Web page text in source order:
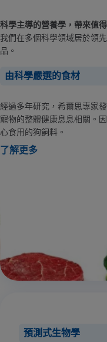
科學主導的營養學，帶來值
我們在多個科學領域居於領
品。
由科學嚴選的食材
經過多年研究，希爾思專家
寵物的整體健康息息相關。
心食用的狗飼料。
了解更多
預測式生物學